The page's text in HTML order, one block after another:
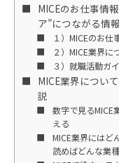
MICEのお仕事情
ア”につながる情
１）MICEのお仕
２）MICE業界に
３）就職活動ガ
MICE業界につい
説
数字で見るMICE
える
MICE業界には
読めばどんな業